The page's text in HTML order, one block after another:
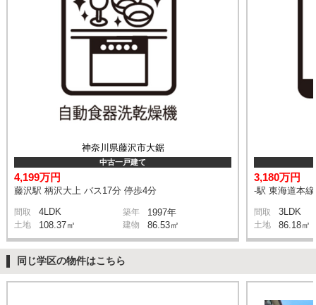
神奈川県藤沢市大鋸
中古一戸建て
4,199万円
藤沢駅 柄沢大上 バス17分 停歩4分
間取 4LDK 築年 1997年
土地 108.37㎡ 建物 86.53㎡
3,180万円
-駅 東海道本
間取 3LDK
土地 86.18㎡
同じ学区の物件はこちら